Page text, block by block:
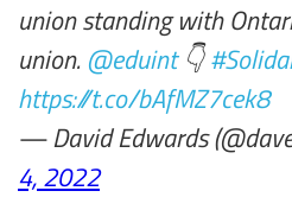
union standing with
union. @eduint👇
https://t.co/bAfMZ7cek8
— David Edwards
4, 2022